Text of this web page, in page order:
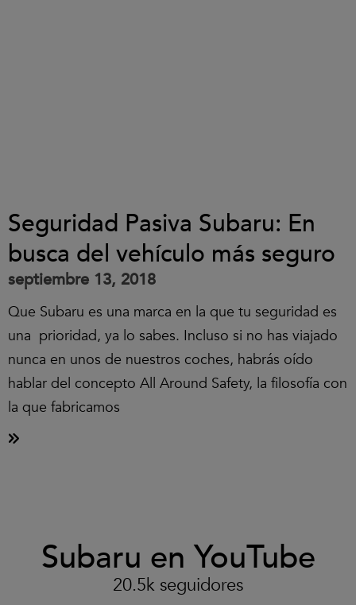
Seguridad Pasiva Subaru: En
busca del vehículo más seguro
septiembre 13, 2018
Que Subaru es una marca en la que tu seguridad es
una prioridad, ya lo sabes. Incluso si no has viajado
nunca en unos de nuestros coches, habrás oído
hablar del concepto All Around Safety, la filosofía con
la que fabricamos
Subaru en YouTube
20.5k seguidores
aceptar